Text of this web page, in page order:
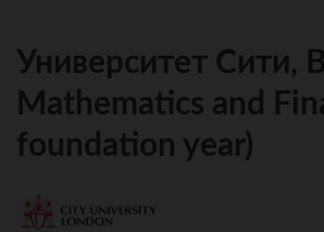
Университет Сити,
Mathematics and
foundation year)